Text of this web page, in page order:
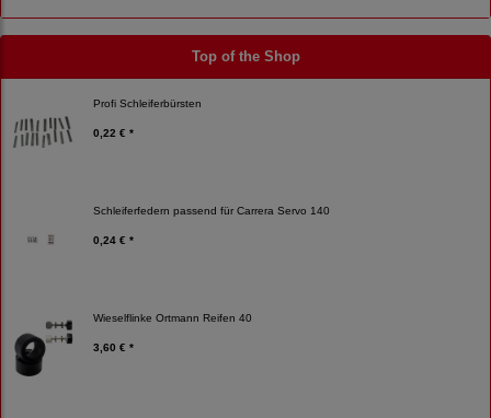
Top of the Shop
Profi Schleiferbürsten
0,22 € *
Schleiferfedern passend für Carrera Servo 140
0,24 € *
Wieselflinke Ortmann Reifen 40
3,60 € *